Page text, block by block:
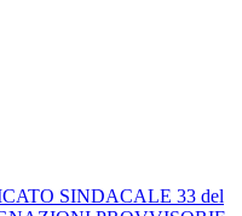
SINDACALE 33 del